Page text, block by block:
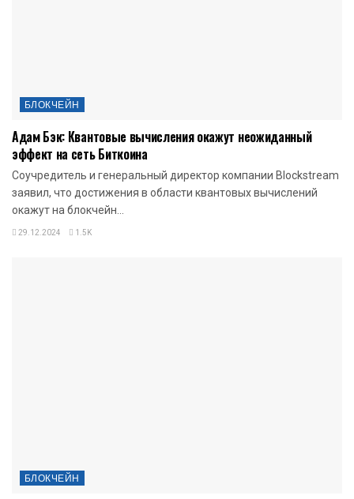
БЛОКЧЕЙН
Адам Бэк: Квантовые вычисления окажут неожиданный
эффект на сеть Биткоина
Соучредитель и генеральный директор компании Blockstream
заявил, что достижения в области квантовых вычислений
окажут на блокчейн...
29.12.2024 1.5K
БЛОКЧЕЙН